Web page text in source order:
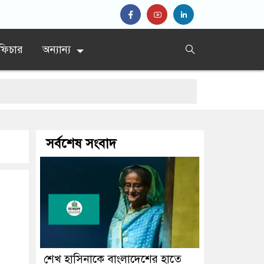
অন্যান্য
সর্বশেষ সংবাদ
শেখ হাসিনাকে বাংলাদেশের হাতে